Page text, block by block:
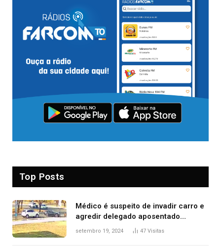
Top Posts
Médico é suspeito de invadir carro e
agredir delegado aposentado
durante confusão no trânsito
setembro 19, 2024 47 Visitas